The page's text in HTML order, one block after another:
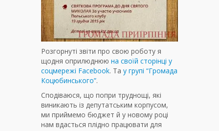
Розгорнуті звіти про свою роботу я
щодня оприлюднюю на своїй сторінці у
соцмережі Facebook. Та у групі “Громада
Коцюбинського”.
Сподіваюся, що попри труднощі, які
виникають із депутатським корпусом,
ми приймемо бюджет й у новому році
нам вдасться плідно працювати для